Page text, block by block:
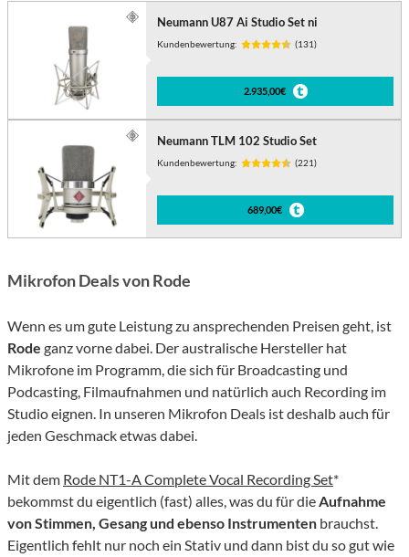
Neumann U87 Ai Studio Set ni
Kundenbewertung: (131)
2.935,00€
Neumann TLM 102 Studio Set
Kundenbewertung: (221)
689,00€
Mikrofon Deals von Rode
Wenn es um gute Leistung zu ansprechenden Preisen geht, ist
Rode ganz vorne dabei. Der australische Hersteller hat
Mikrofone im Programm, die sich für Broadcasting und
Podcasting, Filmaufnahmen und natürlich auch Recording im
Studio eignen. In unseren Mikrofon Deals ist deshalb auch für
jeden Geschmack etwas dabei.
Mit dem Rode NT1-A Complete Vocal Recording Set*
bekommst du eigentlich (fast) alles, was du für dieAufnahme
von Stimmen, Gesang und ebenso Instrumenten brauchst.
Eigentlich fehlt nur noch ein Stativ und dann bist du so gut wie